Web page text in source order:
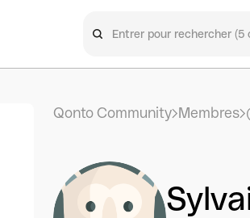
Qonto Community Membres